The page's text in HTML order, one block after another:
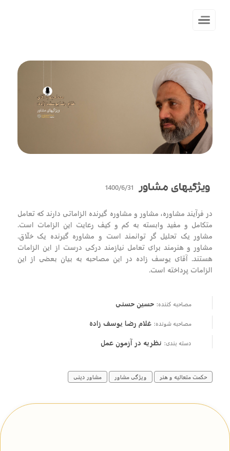
ویژگیهای مشاور 1400/6/31
در فرآیند مشاوره، مشاور و مشاوره گیرنده الزاماتی دارند که تعامل
متکامل و مفید وابسته به کم و کیف رعایت این الزامات است.
مشاور یک تحلیل گر توانمند است و مشاوره گیرنده یک خلّاق.
مشاور و هنرمند برای تعامل نیازمند درکی درست از این الزامات
هستند. آقای یوسف زاده در این مصاحبه به بیان بعضی از این
الزامات پرداخته است.
مصاحبه کننده: حسین حسنی
مصاحبه شونده: غلام رضا یوسف زاده
دسته بندی: نظریه در آزمون عمل
حکمت متعالیه و هنر ویژگی مشاور مشاور دینی